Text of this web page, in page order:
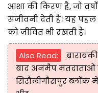
आशा की किरण है, जो
संजीवनी देती है। यह
को जीवित भी रखती है।
Also Read:
बाद अनमैप मतदाताओं
सिरौलीगौसपुर ब्लॉक